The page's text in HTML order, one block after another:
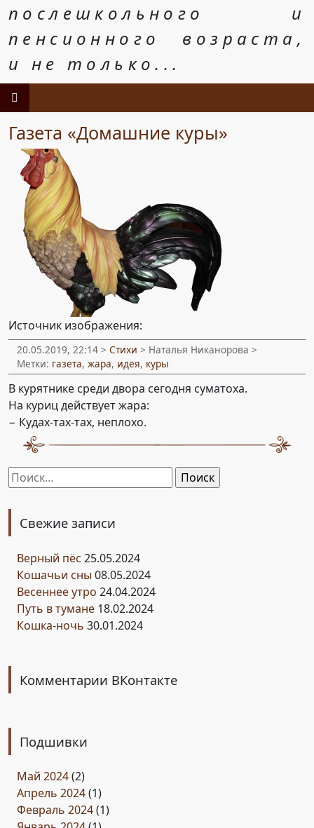
послешкольного и
пенсионного возраста,
и не только...
Газета «Домашние куры»
Источник изображения:
20.05.2019, 22:14 > Стихи > Наталья Никанорова >
Метки: газета, жара, идея, куры
В курятнике среди двора сегодня суматоха.
На куриц действует жара:
− Кудах-тах-тах, неплохо.
Найти:
Свежие записи
Верный пёс 25.05.2024
Кошачьи сны 08.05.2024
Весеннее утро 24.04.2024
Путь в тумане 18.02.2024
Кошка-ночь 30.01.2024
Комментарии ВКонтакте
Подшивки
Май 2024(2)
Апрель 2024(1)
Февраль 2024(1)